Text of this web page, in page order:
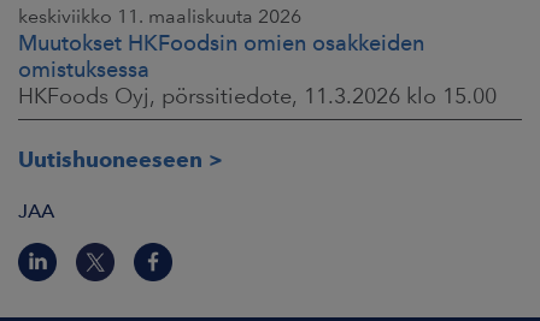
keskiviikko 11. maaliskuuta 2026
Muutokset HKFoodsin omien osakkeiden
omistuksessa
HKFoods Oyj, pörssitiedote, 11.3.2026 klo 15.00
Uutishuoneeseen
JAA